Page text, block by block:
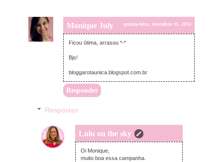
Monique July quinta-feira, dezembro 11, 2014
Ficou ótima, arrasou *-*
Bjs!
bloggarotaunica.blogspot.com.br
Responder
Respostas
Lulu on the sky
sexta-feira, dezembro 12, 2014
Oi Monique,
muito boa essa campanha.